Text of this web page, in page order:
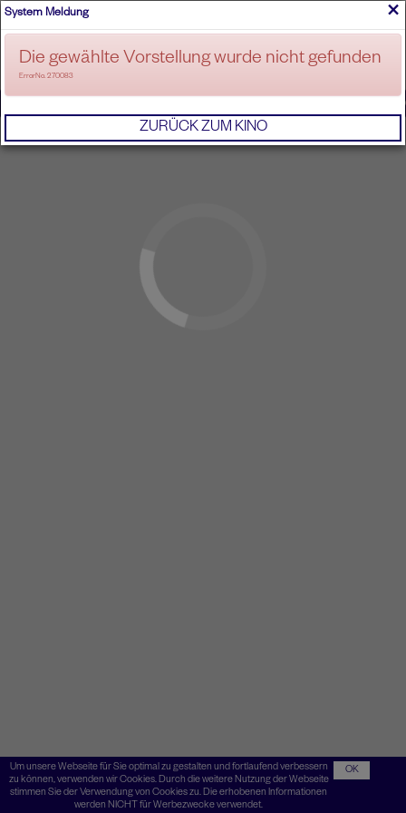
ANMELDEN
Um unsere Webseite für Sie optimal zu gestalten und fortlaufend verbessern
zu können, verwenden wir Cookies. Durch die weitere Nutzung der Webseite
stimmen Sie der Verwendung von Cookies zu. Die erhobenen Informationen
werden NICHT für Werbezwecke verwendet.
OK
×
System Meldung
Die gewählte Vorstellung wurde nicht gefunden
ErrorNo. 270083
ZURÜCK ZUM KINO